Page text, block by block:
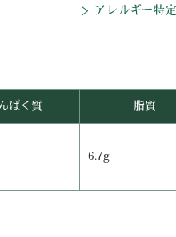
アレルギー特
ぱく質 脂質
6.7g